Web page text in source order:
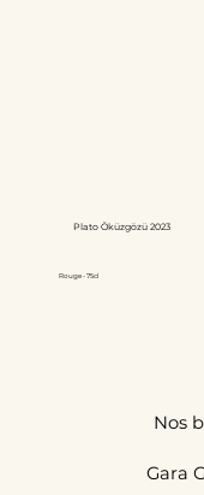
Plato Öküzgözü 2023
Rouge - 75cl
Nos
Gara